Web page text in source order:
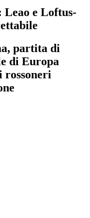
Leao e Loftus-
partita di
di Europa
rossoneri